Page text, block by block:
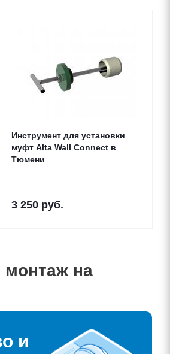
Инструмент для установки
муфт Alta Wall Connect в
Тюмени
3 250 руб.
монтаж на
и